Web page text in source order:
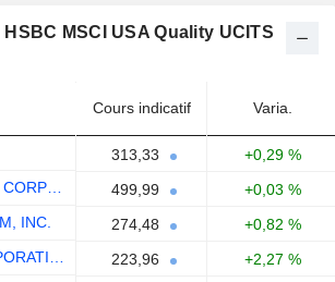
MSCI USA Quality UCITS
Cours indicatif Varia.
313,33
+0,29 %
499,99
+0,03 %
INC.
274,48
+0,82 %
223,96
+2,27 %